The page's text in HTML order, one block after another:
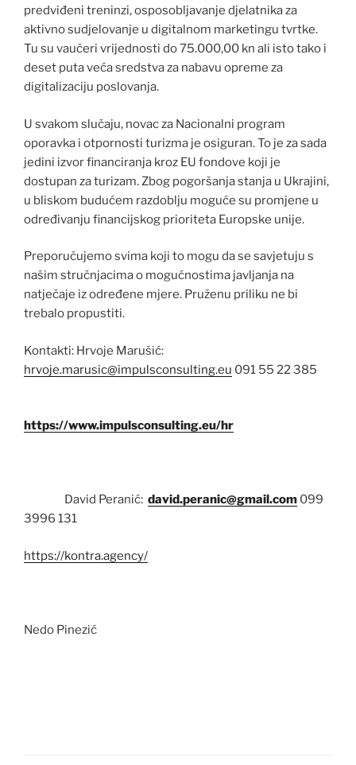
predviđeni treninzi, osposobljavanje djelatnika za
aktivno sudjelovanje u digitalnom marketingu tvrtke.
Tu su vaučeri vrijednosti do 75.000,00 kn ali isto tako i
deset puta veća sredstva za nabavu opreme za
digitalizaciju poslovanja.
U svakom slučaju, novac za Nacionalni program
oporavka i otpornosti turizma je osiguran. To je za sada
jedini izvor financiranja kroz EU fondove koji je
dostupan za turizam. Zbog pogoršanja stanja u Ukrajini,
u bliskom budućem razdoblju moguće su promjene u
određivanju financijskog prioriteta Europske unije.
Preporučujemo svima koji to mogu da se savjetuju s
našim stručnjacima o mogućnostima javljanja na
natječaje iz određene mjere. Pruženu priliku ne bi
trebalo propustiti.
Kontakti: Hrvoje Marušić:
hrvoje.marusic@impulsconsulting.eu 091 55 22 385
https://www.impulsconsulting.eu/hr
David Peranić: david.peranic@gmail.com 099
3996 131
https://kontra.agency/
Nedo Pinezić